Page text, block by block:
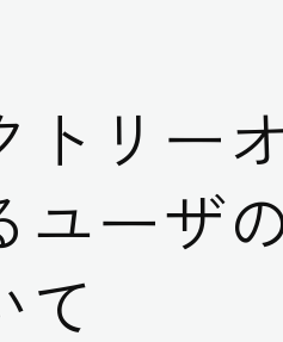
トリー
ユーザ
て